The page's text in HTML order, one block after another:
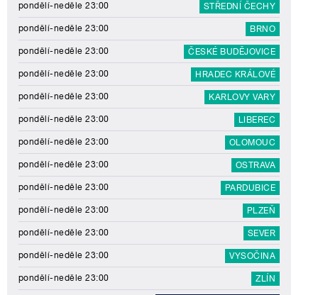
pondělí-neděle 23:00 STŘEDNÍ ČECHY
pondělí-neděle 23:00 BRNO
pondělí-neděle 23:00 ČESKÉ BUDĚJOVICE
pondělí-neděle 23:00 HRADEC KRÁLOVÉ
pondělí-neděle 23:00 KARLOVY VARY
pondělí-neděle 23:00 LIBEREC
pondělí-neděle 23:00 OLOMOUC
pondělí-neděle 23:00 OSTRAVA
pondělí-neděle 23:00 PARDUBICE
pondělí-neděle 23:00 PLZEŇ
pondělí-neděle 23:00 SEVER
pondělí-neděle 23:00 VYSOČINA
pondělí-neděle 23:00 ZLÍN